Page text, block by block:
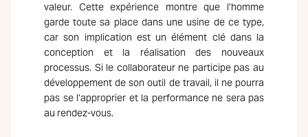
valeur. Cette expérience montre que l’homme
garde toute sa place dans une usine de ce type,
car son implication est un élément clé dans la
conception et la réalisation des nouveaux
processus. Si le collaborateur ne participe pas au
développement de son outil de travail, il ne pourra
pas se l’approprier et la performance ne sera pas
au rendez-vous.